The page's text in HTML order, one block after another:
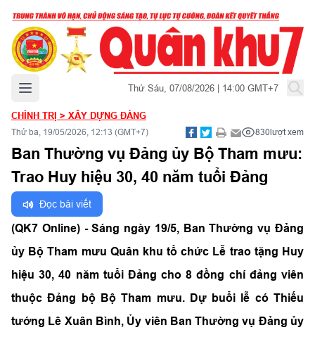
Mở menu chính Thứ Sáu, 07/08/2026 | 14:00 GMT+7
CHÍNH TRỊ > XÂY DỰNG ĐẢNG
Thứ ba, 19/05/2026, 12:13 (GMT+7) 830lượt xem
Ban Thường vụ Đảng ủy Bộ Tham mưu:
Trao Huy hiệu 30, 40 năm tuổi Đảng
Đọc bài viết
(QK7 Online) - Sáng ngày 19/5, Ban Thường vụ Đảng
ủy Bộ Tham mưu Quân khu tổ chức Lễ trao tặng Huy
hiệu 30, 40 năm tuổi Đảng cho 8 đồng chí đảng viên
thuộc Đảng bộ Bộ Tham mưu. Dự buổi lễ có Thiếu
tướng Lê Xuân Bình, Ủy viên Ban Thường vụ Đảng ủy